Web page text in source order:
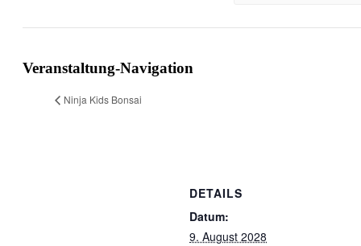
Veranstaltung-Navigation
Ninja Kids Bonsai
DETAILS
Datum:
9. August 2028